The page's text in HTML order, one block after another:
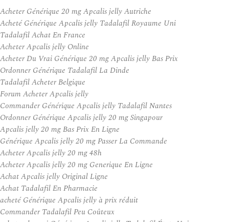
Acheter Générique 20 mg Apcalis jelly Autriche
Acheté Générique Apcalis jelly Tadalafil Royaume Uni
Tadalafil Achat En France
Acheter Apcalis jelly Online
Acheter Du Vrai Générique 20 mg Apcalis jelly Bas Prix
Ordonner Générique Tadalafil La Dinde
Tadalafil Acheter Belgique
Forum Acheter Apcalis jelly
Commander Générique Apcalis jelly Tadalafil Nantes
Ordonner Générique Apcalis jelly 20 mg Singapour
Apcalis jelly 20 mg Bas Prix En Ligne
Générique Apcalis jelly 20 mg Passer La Commande
Acheter Apcalis jelly 20 mg 48h
Acheter Apcalis jelly 20 mg Generique En Ligne
Achat Apcalis jelly Original Ligne
Achat Tadalafil En Pharmacie
acheté Générique Apcalis jelly à prix réduit
Commander Tadalafil Peu Coûteux